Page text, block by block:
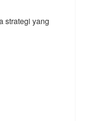
strategi yang